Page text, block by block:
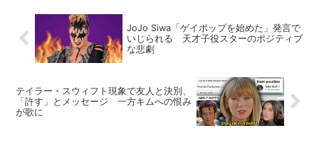
JoJo Siwa「ゲイポップを始めた」発言で
いじられる 天才子役スターのポジティブ
な悲劇
テイラー・スウィフト現象で友人と決別、
「許す」とメッセージ 一方キムへの恨み
が歌に